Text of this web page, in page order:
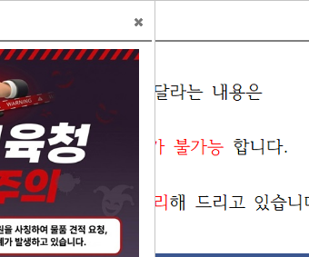
대전교육정보원 학